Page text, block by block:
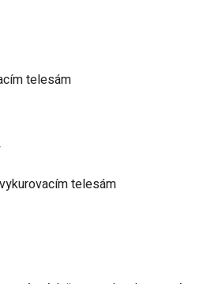
telesám
telesám